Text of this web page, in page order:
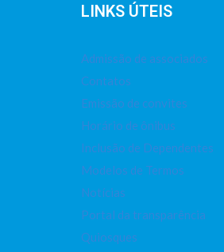
LINKS ÚTEIS
Admissão de associados
Contatos
Emissão de convites
Horário de ônibus
Inclusão de Dependentes
Modelos de Termos
Notícias
Portal da transparência
Quiosques